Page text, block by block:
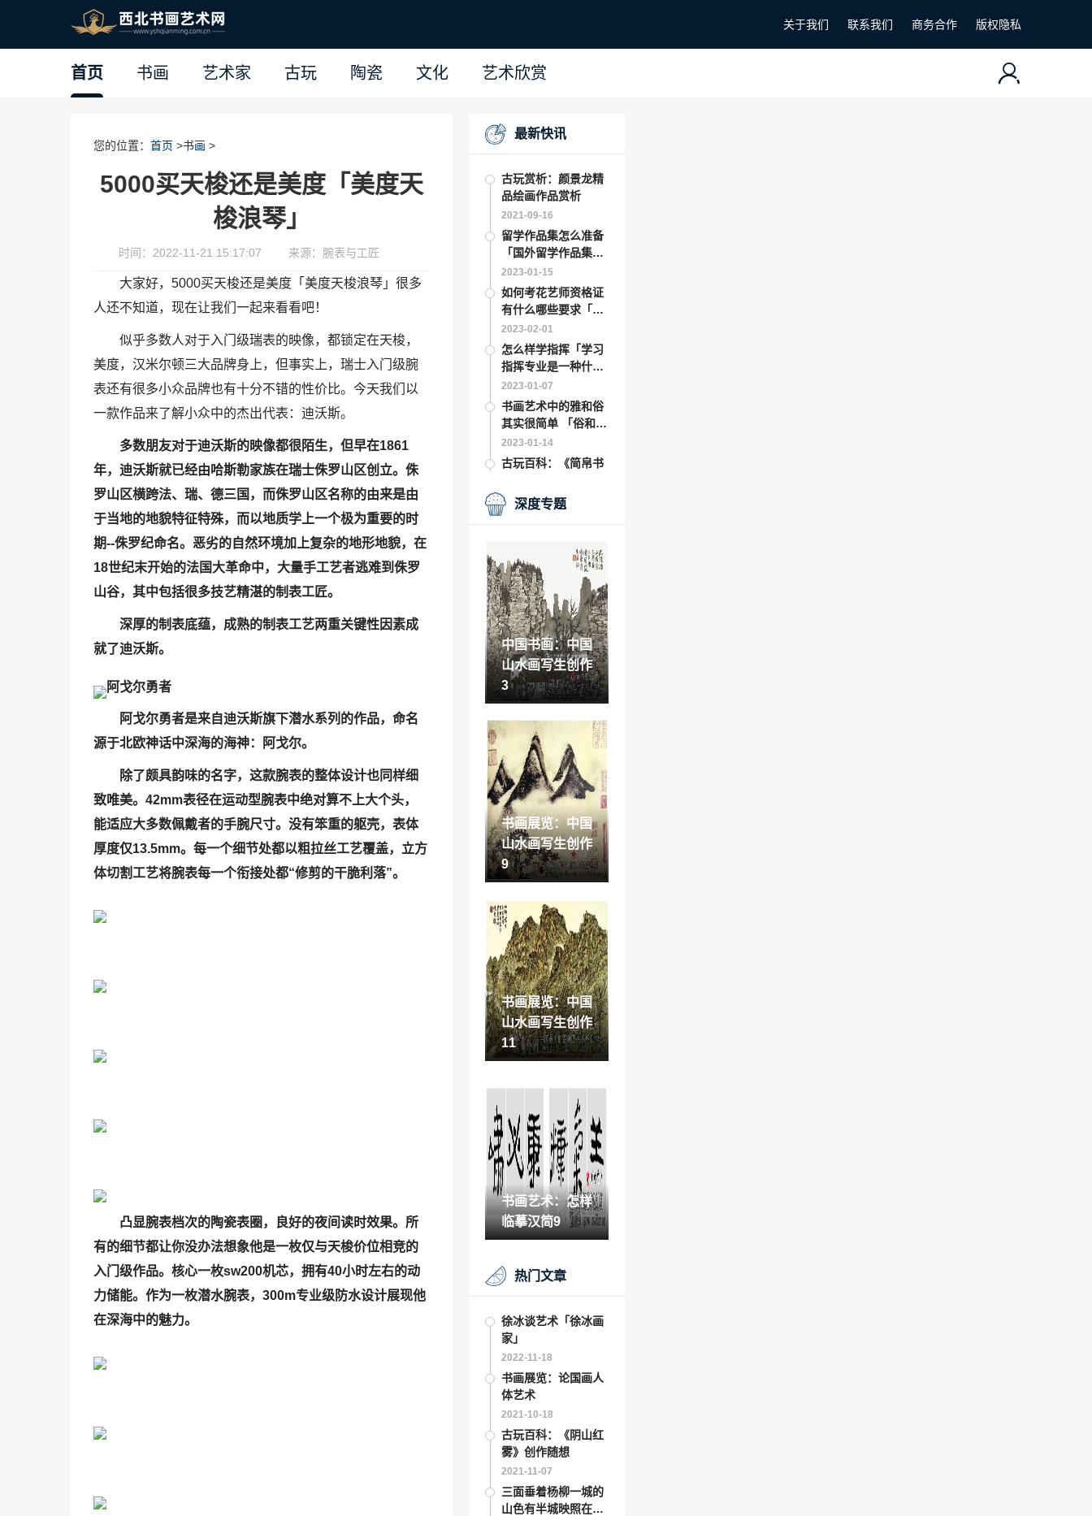
关于我们 联系我们 商务合作 版权隐私
首页 书画 艺术家 古玩 陶瓷 文化 艺术欣赏
您的位置： 首页 >书画 >
5000买天梭还是美度「美度天
梭浪琴」
时间：2022-11-21 15:17:07 来源：腕表与工匠
大家好，5000买天梭还是美度「美度天梭浪琴」很多
人还不知道，现在让我们一起来看看吧！
似乎多数人对于入门级瑞表的映像，都锁定在天梭，
美度，汉米尔顿三大品牌身上，但事实上，瑞士入门级腕
表还有很多小众品牌也有十分不错的性价比。今天我们以
一款作品来了解小众中的杰出代表：迪沃斯。
多数朋友对于迪沃斯的映像都很陌生，但早在1861
年，迪沃斯就已经由哈斯勒家族在瑞士侏罗山区创立。侏
罗山区横跨法、瑞、德三国，而侏罗山区名称的由来是由
于当地的地貌特征特殊，而以地质学上一个极为重要的时
期--侏罗纪命名。恶劣的自然环境加上复杂的地形地貌，在
18世纪末开始的法国大革命中，大量手工艺者逃难到侏罗
山谷，其中包括很多技艺精湛的制表工匠。
深厚的制表底蕴，成熟的制表工艺两重关键性因素成
就了迪沃斯。
阿戈尔勇者
阿戈尔勇者是来自迪沃斯旗下潜水系列的作品，命名
源于北欧神话中深海的海神：阿戈尔。
除了颇具韵味的名字，这款腕表的整体设计也同样细
致唯美。42mm表径在运动型腕表中绝对算不上大个头，
能适应大多数佩戴者的手腕尺寸。没有笨重的躯壳，表体
厚度仅13.5mm。每一个细节处都以粗拉丝工艺覆盖，立方
体切割工艺将腕表每一个衔接处都“修剪的干脆利落”。
凸显腕表档次的陶瓷表圈，良好的夜间读时效果。所
有的细节都让你没办法想象他是一枚仅与天梭价位相竞的
入门级作品。核心一枚sw200机芯，拥有40小时左右的动
力储能。作为一枚潜水腕表，300m专业级防水设计展现他
在深海中的魅力。
最新快讯
古玩赏析：颜景龙精
品绘画作品赏析
2021-09-16
留学作品集怎么准备
「国外留学作品集辅
导」
2023-01-15
如何考花艺师资格证
有什么哪些要求「花
艺学习怎样如何考插
花花艺师资格证需要
的条件步骤 」
2023-02-01
怎么样学指挥「学习
指挥专业是一种什么
体验 」
2023-01-07
书画艺术中的雅和俗
其实很简单 「俗和
雅」
2023-01-14
古玩百科：《简帛书
发行
2021-06-02
艺术百科：王谦的
2021-09-20
什么是红外摄影 来这
里看看不一样的世界
「红外摄影」
2022-12-25
丰富文艺创作「流放
之路卡斯普里怨恨掉
落」
2023-01-04
什么样的考生适合选
择播音主持艺考 「播
音主持怎么考」
2022-12-02
通证经济和区块链
「区块链与通证经
济」
2022-12-01
星光灿烂的银河「繁
星璀璨的星空」
2022-12-03
鉴藏赏析：水墨人物
画的写生技法(5)
书画艺术：传统哲思
中的笔墨精神
2021-09-20
澳门这首诗「哪有诗
和远方」
2023-01-07
摄影店利润「开摄影
店赚钱吗」
古玩赏析：速成无门
2021-10-02
佛山 看花「佛山赏月
好地方」
2023-01-13
cbd景观设计「现代
主义园林」
2023-01-23
织的世界里
古玩知识：刘颜涛书
法浅析
2021-10-15
舞蹈文化变迁的体现
「简单的舞蹈」
2022-12-20
配音艺术与表演艺术
的关系「表演影视配
2022-12-28
福建艺术馆「福建美
术馆馆长」
深度专题
中国书画：中国
山水画写生创作
3
书画展览：中国
山水画写生创作
9
书画展览：中国
山水画写生创作
11
书画艺术：怎样
临摹汉简9
热门文章
徐冰谈艺术「徐冰画
家」
2022-11-18
书画展览：论国画人
体艺术
2021-10-18
古玩百科：《阴山红
雾》创作随想
2021-11-07
三面垂着杨柳一城的
山色有半城映照在湖